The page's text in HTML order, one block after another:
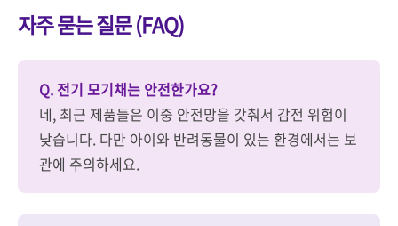
자주 묻는 질문 (FAQ)
Q. 전기 모기채는 안전한가요?
네, 최근 제품들은 이중 안전망을 갖춰서 감전 위험이
낮습니다. 다만 아이와 반려동물이 있는 환경에서는 보
관에 주의하세요.